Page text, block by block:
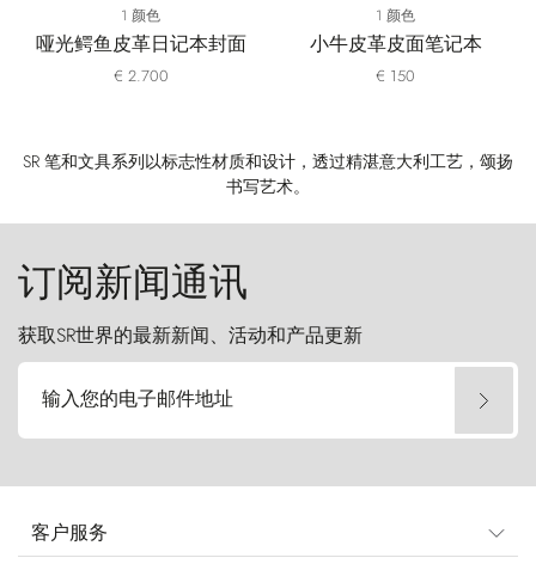
1 颜色
哑光鳄鱼皮革日记本封面
€ 2.700
1 颜色
小牛皮革皮面笔记本
€ 150
SR 笔和文具系列以标志性材质和设计，透过精湛意大利工艺，颂扬
书写艺术。
订阅新闻通讯
获取SR世界的最新新闻、活动和产品更新
输入您的电子邮件地址
客户服务